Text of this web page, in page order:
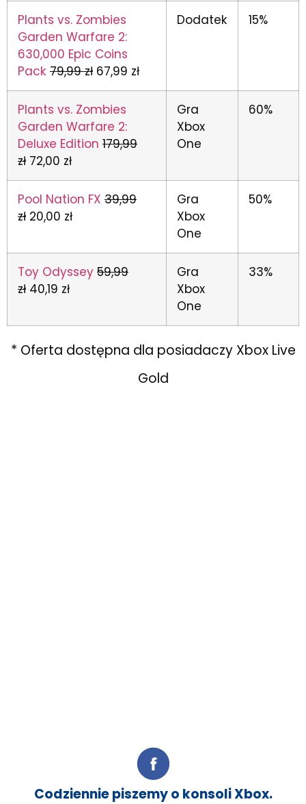
Plants vs. Zombies
Garden Warfare 2:
630,000 Epic Coins
Pack 79,99 zł67,99 zł
Dodatek 15%
Plants vs. Zombies
Garden Warfare 2:
Deluxe Edition 179,99
zł72,00 zł
Gra
Xbox
One
60%
Pool Nation FX 39,99
zł20,00 zł
Gra
Xbox
One
50%
Toy Odyssey 59,99
zł40,19 zł
Gra
Xbox
One
33%
* Oferta dostępna dla posiadaczy Xbox Live
Gold
Codziennie piszemy o konsoli Xbox.